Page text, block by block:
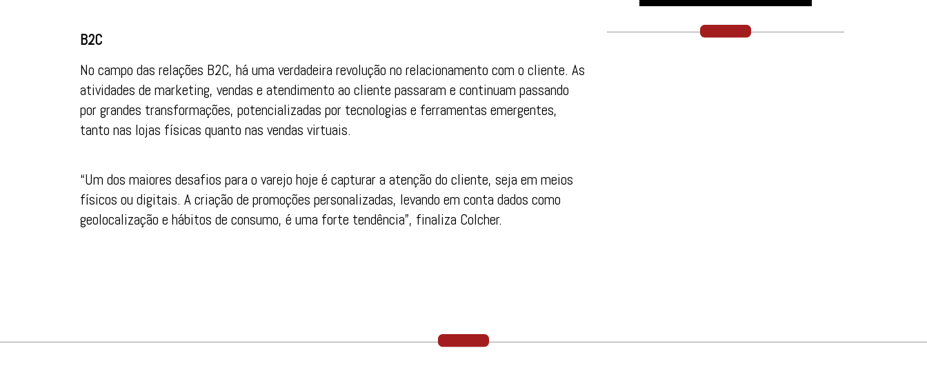
B2C
No campo das relações B2C, há uma verdadeira revolução no relacionamento com o cliente. As
atividades de marketing, vendas e atendimento ao cliente passaram e continuam passando
por grandes transformações, potencializadas por tecnologias e ferramentas emergentes,
tanto nas lojas físicas quanto nas vendas virtuais.
“Um dos maiores desafios para o varejo hoje é capturar a atenção do cliente, seja em meios
físicos ou digitais. A criação de promoções personalizadas, levando em conta dados como
geolocalização e hábitos de consumo, é uma forte tendência”, finaliza Colcher.